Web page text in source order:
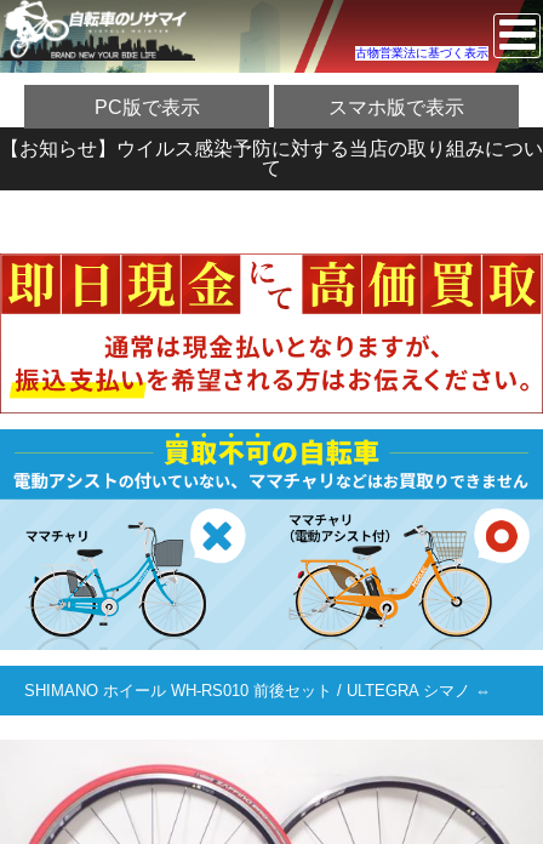
古物営業法に基づく表示
PC版で表示 スマホ版で表示
【お知らせ】ウイルス感染予防に対する当店の取り組みについ
て
SHIMANO ホイール WH-RS010 前後セット / ULTEGRA シマノ ⇔